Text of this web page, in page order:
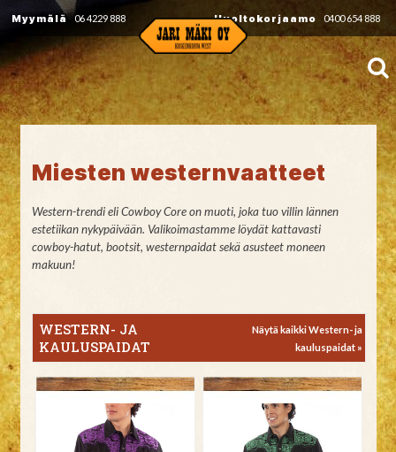
Myymälä 06 4229 888 Huoltokorjaamo 0400 654 888
Miesten westernvaatteet
Western-trendi eli Cowboy Core on muoti, joka tuo villin lännen
estetiikan nykypäivään. Valikoimastamme löydät kattavasti
cowboy-hatut, bootsit, westernpaidat sekä asusteet moneen
makuun!
WESTERN- JA
KAULUSPAIDAT
Näytä kaikki Western- ja
kauluspaidat »